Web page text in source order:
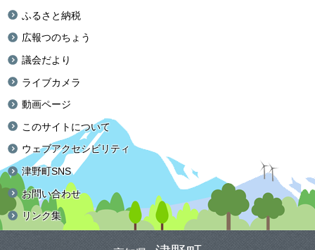
ふるさと納税
広報つのちょう
議会だより
ライブカメラ
動画ページ
このサイトについて
ウェブアクセシビリティ
津野町SNS
お問い合わせ
リンク集